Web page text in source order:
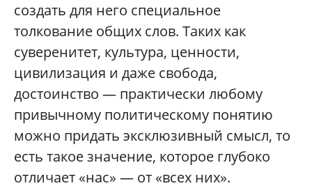
создать для него специальное
толкование общих слов. Таких как
суверенитет, культура, ценности,
цивилизация и даже свобода,
достоинство — практически любому
привычному политическому понятию
можно придать эксклюзивный смысл, то
есть такое значение, которое глубоко
отличает «нас» — от «всех них».